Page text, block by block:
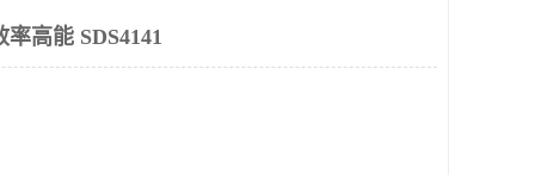
高能 SDS4141